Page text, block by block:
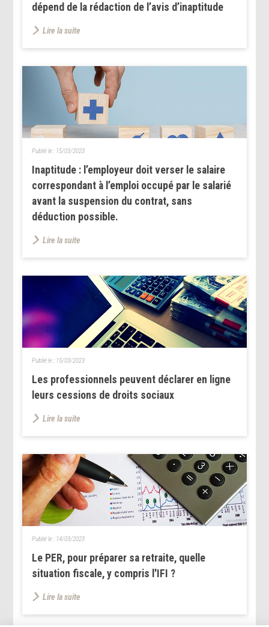
dépend de la rédaction de l’avis d’inaptitude
Lire la suite
Inaptitude : l’employeur doit verser le salaire
correspondant à l’emploi occupé par le salarié
avant la suspension du contrat, sans
déduction possible.
Publié le : 15/03/2023
Lire la suite
Les professionnels peuvent déclarer en ligne
leurs cessions de droits sociaux
Publié le : 15/03/2023
Lire la suite
Le PER, pour préparer sa retraite, quelle
situation fiscale, y compris l'IFI ?
Publié le : 14/03/2023
Lire la suite